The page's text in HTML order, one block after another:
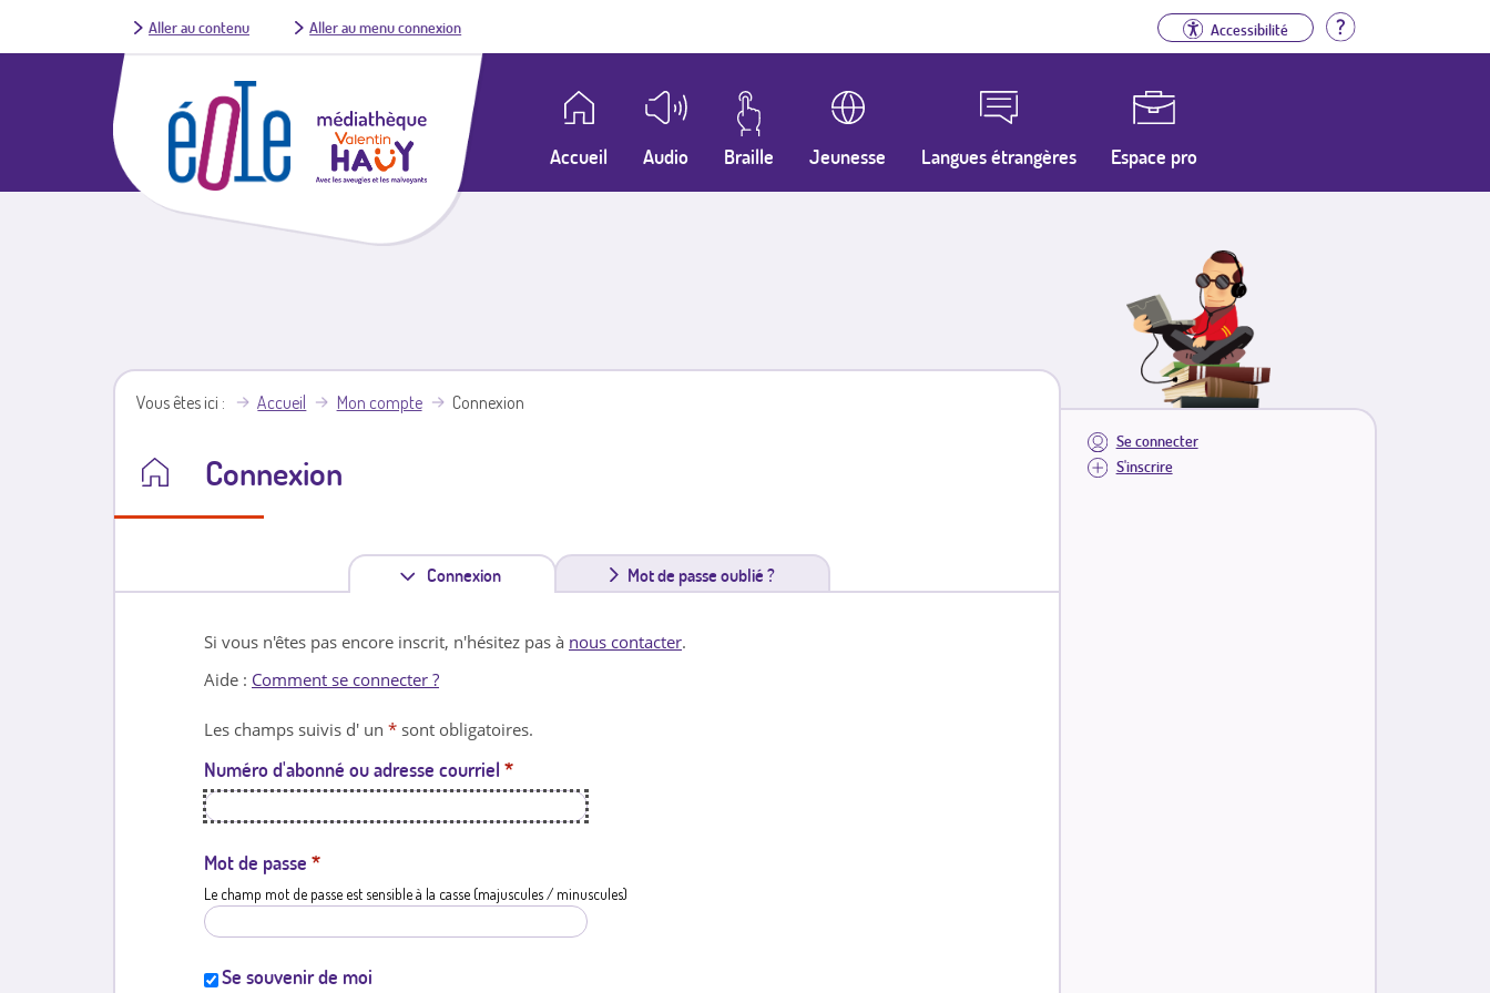
Aller au contenu Aller au menu connexion Accessibilité Aide
Accueil Audio Braille Jeunesse Langues étrangères Espace pro
Se connecter
S'inscrire
Vous êtes ici Accueil Mon compte Connexion
Connexion
Connexion
n
l
e
Mot de passe oublié ?
Si vous n'êtes pas encore inscrit, n'hésitez pas à nous contacter.
Aide : Comment se connecter ?
Les champs suivis d' un * sont obligatoires.
Numéro d'abonné ou adresse courriel *
Mot de passe *
Le champ mot de passe est sensible à la casse (majuscules / minuscules)
Se souvenir de moi